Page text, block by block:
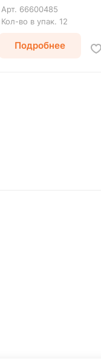
Арт. 66600485
Кол-во в упак. 12
Подробнее